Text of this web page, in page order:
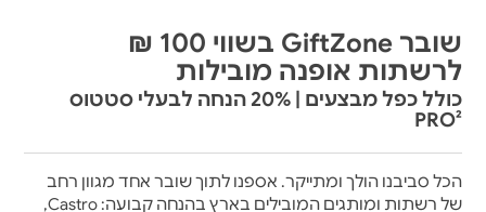
שובר GiftZone בשווי 100 ₪
לרשתות אופנה מובילות
כולל כפל מבצעים | 20% הנחה לבעלי סטטוס
PRO²
הכל סביבנו הולך ומתייקר. אספנו לתוך שובר אחד מגוון רחב
של רשתות ומותגים המובילים בארץ בהנחה קבועה: Castro,